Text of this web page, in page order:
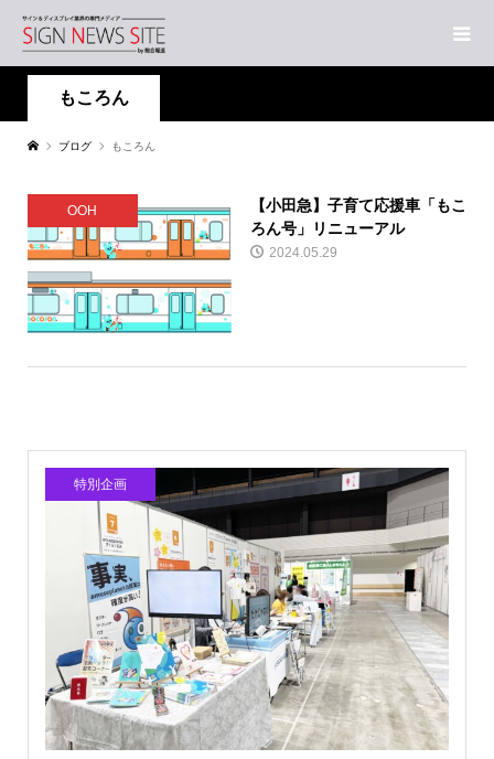
もころん
ブログ もころん
OOH
【小田急】子育て応援車「もこ
ろん号」リニューアル
2024.05.29
特別企画